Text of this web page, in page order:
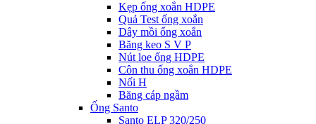
Kẹp ống xoắn HDPE
Quả Test ống xoắn
Dây mồi ống xoắn
Băng keo S V P
Nút loe ống HDPE
Côn thu ống xoắn HDPE
Nối H
Băng cáp ngầm
Ống Santo
Santo ELP 320/250